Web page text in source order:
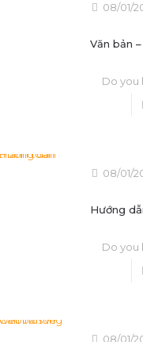
08/01/
Văn bản
Do you
08/01/
Hướng
Do you
08/01/